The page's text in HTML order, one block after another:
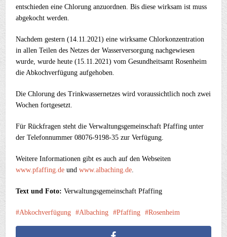
entschieden eine Chlorung anzuordnen. Bis diese wirksam ist muss
abgekocht werden.
Nachdem gestern (14.11.2021) eine wirksame Chlorkonzentration
in allen Teilen des Netzes der Wasserversorgung nachgewiesen
wurde, wurde heute (15.11.2021) vom Gesundheitsamt Rosenheim
die Abkochverfügung aufgehoben.
Die Chlorung des Trinkwassernetzes wird voraussichtlich noch zwei
Wochen fortgesetzt.
Für Rückfragen steht die Verwaltungsgemeinschaft Pfaffing unter
der Telefonnummer 08076-9198-35 zur Verfügung.
Weitere Informationen gibt es auch auf den Webseiten
www.pfaffing.de undwww.albaching.de
Text und Foto: Verwaltungsgemeinschaft Pfaffing
Abkochverfügung Albaching Pfaffing Rosenheim